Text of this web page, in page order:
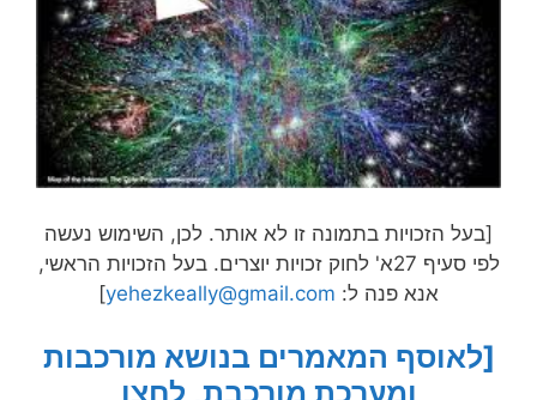
[בעל הזכויות בתמונה זו לא אותר. לכן, השימוש נעשה
לפי סעיף 27א' לחוק זכויות יוצרים. בעל הזכויות הראשי,
אנא פנה ל: yehezkeally@gmail.com
]
[לאוסף המאמרים בנושא מורכבות